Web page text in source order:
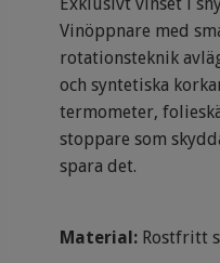
Exklusivt vinset i
Vinöppnare med
rotationsteknik
och syntetiska
termometer,
stoppare som
spara det.
Material: Rostfritt